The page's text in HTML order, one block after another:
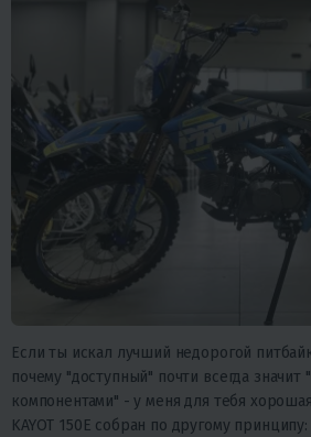
Если ты искал лучший недорогой
почему "доступный" почти всегда значит
компонентами" - у меня для тебя
KAYOT 150E собран по другому